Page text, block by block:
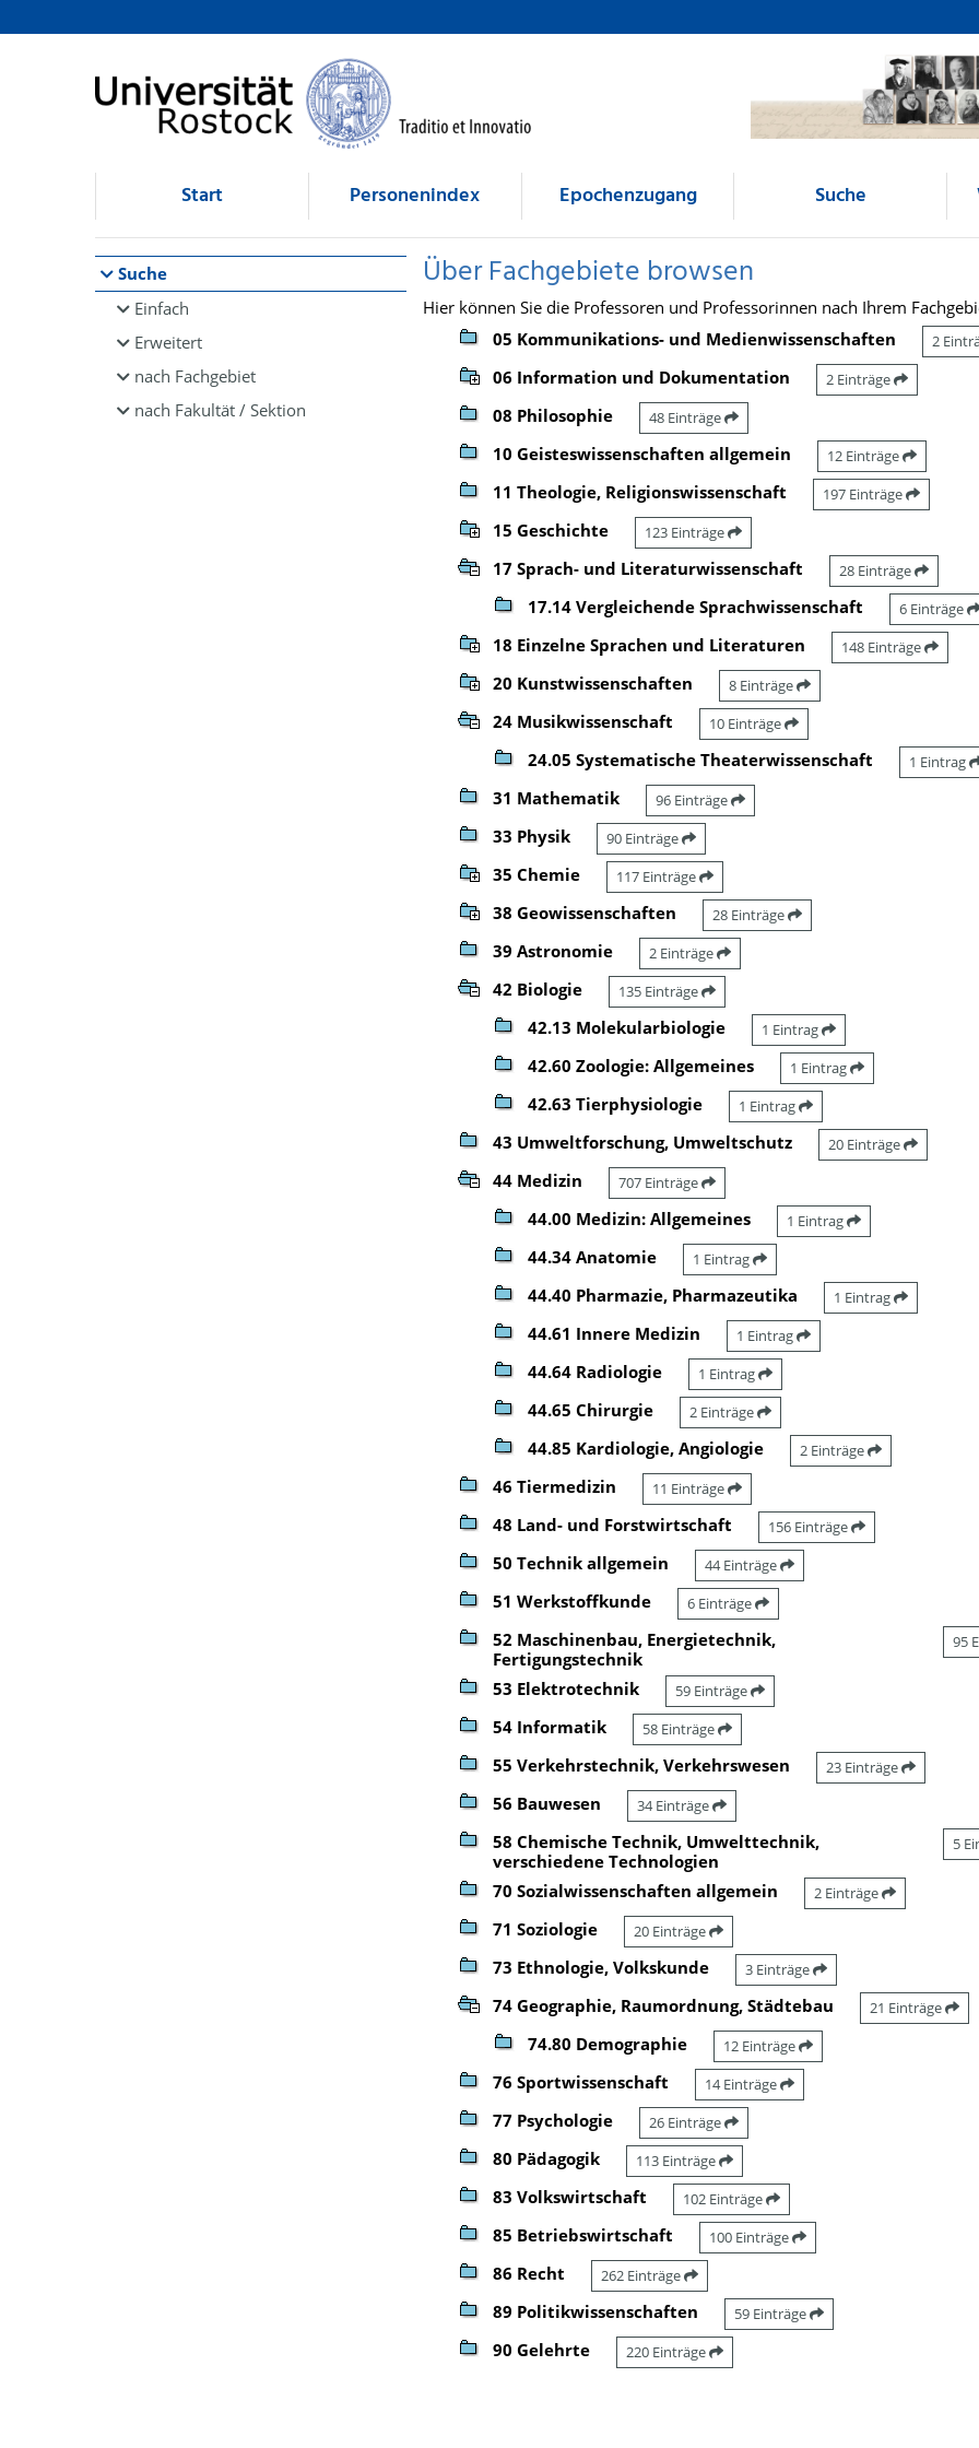
Browsen
direkt zum Inhalt
Start Personenindex Epochenzugang Suche
Suche
Einfach
Erweitert
nach Fachgebiet
nach Fakultät / Sektion
Über Fachgebiete browsen
Hier können Sie die Professoren und Professorinnen nach Ihrem
05 Kommunikations- und Medienwissenschaften
2
06 Information und Dokumentation 2 Einträge
08 Philosophie 48 Einträge
10 Geisteswissenschaften allgemein 12 Einträge
11 Theologie, Religionswissenschaft 197 Einträge
15 Geschichte 123 Einträge
17 Sprach- und Literaturwissenschaft 28 Einträge
17.14 Vergleichende Sprachwissenschaft 6 Einträge
18 Einzelne Sprachen und Literaturen 148 Einträge
20 Kunstwissenschaften 8 Einträge
24 Musikwissenschaft 10 Einträge
24.05 Systematische Theaterwissenschaft 1 Eintrag
31 Mathematik 96 Einträge
33 Physik 90 Einträge
35 Chemie 117 Einträge
38 Geowissenschaften 28 Einträge
39 Astronomie 2 Einträge
42 Biologie 135 Einträge
42.13 Molekularbiologie 1 Eintrag
42.60 Zoologie: Allgemeines 1 Eintrag
42.63 Tierphysiologie 1 Eintrag
43 Umweltforschung, Umweltschutz 20 Einträge
44 Medizin 707 Einträge
44.00 Medizin: Allgemeines 1 Eintrag
44.34 Anatomie 1 Eintrag
44.40 Pharmazie, Pharmazeutika 1 Eintrag
44.61 Innere Medizin 1 Eintrag
44.64 Radiologie 1 Eintrag
44.65 Chirurgie 2 Einträge
44.85 Kardiologie, Angiologie 2 Einträge
46 Tiermedizin 11 Einträge
48 Land- und Forstwirtschaft 156 Einträge
50 Technik allgemein 44 Einträge
51 Werkstoffkunde 6 Einträge
52 Maschinenbau, Energietechnik,
Fertigungstechnik
95
53 Elektrotechnik 59 Einträge
54 Informatik 58 Einträge
55 Verkehrstechnik, Verkehrswesen 23 Einträge
56 Bauwesen 34 Einträge
58 Chemische Technik, Umwelttechnik,
verschiedene Technologien
5
70 Sozialwissenschaften allgemein 2 Einträge
71 Soziologie 20 Einträge
73 Ethnologie, Volkskunde 3 Einträge
74 Geographie, Raumordnung, Städtebau 21 Einträge
74.80 Demographie 12 Einträge
76 Sportwissenschaft 14 Einträge
77 Psychologie 26 Einträge
80 Pädagogik 113 Einträge
83 Volkswirtschaft 102 Einträge
85 Betriebswirtschaft 100 Einträge
86 Recht 262 Einträge
89 Politikwissenschaften 59 Einträge
90 Gelehrte 220 Einträge